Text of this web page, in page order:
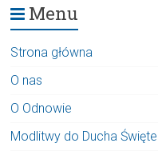
Menu
Strona główna
O nas
O Odnowie
Modlitwy do Ducha